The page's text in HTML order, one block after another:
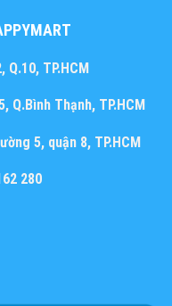
Q.10, TP.HCM
Q.Bình Thạnh, TP.HCM
5, quận 8, TP.HCM
280